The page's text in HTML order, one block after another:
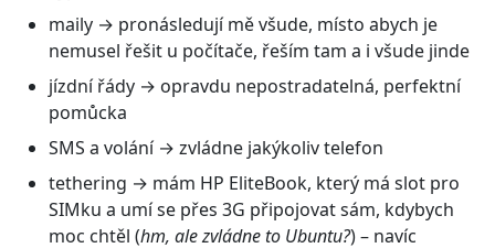
maily → pronásledují mě všude, místo abych je
nemusel řešit u počítače, řeším tam a i všude jinde
jízdní řády → opravdu nepostradatelná, perfektní
pomůcka
SMS a volání → zvládne jakýkoliv telefon
tethering → mám HP EliteBook, který má slot pro
SIMku a umí se přes 3G připojovat sám, kdybych
moc chtěl (hm, ale zvládne to Ubuntu?) – navíc